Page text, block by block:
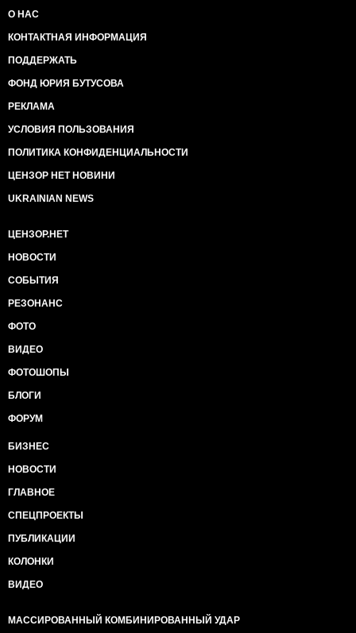
О НАС
КОНТАКТНАЯ ИНФОРМАЦИЯ
ПОДДЕРЖАТЬ
ФОНД ЮРИЯ БУТУСОВА
РЕКЛАМА
УСЛОВИЯ ПОЛЬЗОВАНИЯ
ПОЛИТИКА КОНФИДЕНЦИАЛЬНОСТИ
ЦЕНЗОР НЕТ НОВИНИ
UKRAINIAN NEWS
ЦЕНЗОР.НЕТ
НОВОСТИ
СОБЫТИЯ
РЕЗОНАНС
ФОТО
ВИДЕО
ФОТОШОПЫ
БЛОГИ
ФОРУМ
БИЗНЕС
НОВОСТИ
ГЛАВНОЕ
СПЕЦПРОЕКТЫ
ПУБЛИКАЦИИ
КОЛОНКИ
ВИДЕО
МАССИРОВАННЫЙ КОМБИНИРОВАННЫЙ УДАР